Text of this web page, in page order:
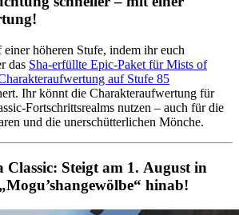
höheren Stufe, indem ihr euch
das Sha-erfüllte Epic-Paket für Mists of
auf Stufe 85
Ihr könnt die Charakteraufwertung für
Fortschrittsrealms nutzen – auch für die
und die unerschütterlichen Mönche.
Classic: Steigt am 1. August in
hinab!